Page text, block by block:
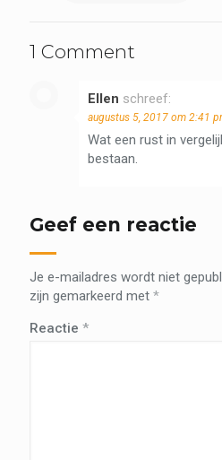
1 Comment
Ellen schreef:
augustus 5, 2017 om 2:41
Wat een rust in
bestaan.
Geef een reactie
Je e-mailadres wordt niet
zijn gemarkeerd met *
Reactie *